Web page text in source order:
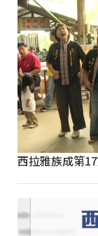
西拉雅族成第